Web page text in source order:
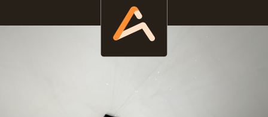
атмосферу, а также безупречно
вписаться в созданный хозяевами
интерьер. В доме важно учитывать
сезонные перепады температур если
дом не отапливается или мало
частном доме устанавливаются при
средней годовой температуре не